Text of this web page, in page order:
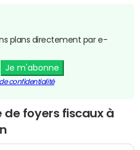
plans directement par e-
Je m'abonne
confidentialité
de foyers fiscaux à